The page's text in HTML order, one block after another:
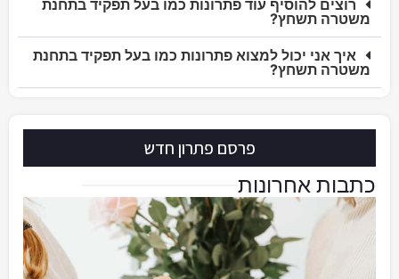
רוצים להוסיף עוד פתרונות כמו בעל תפקיד בתחנת
משטרה תשחץ?
איך אני יכול למצוא פתרונות כמו בעל תפקיד בתחנת
משטרה תשחץ?
פרסם פתרון חדש
כתבות אחרונות